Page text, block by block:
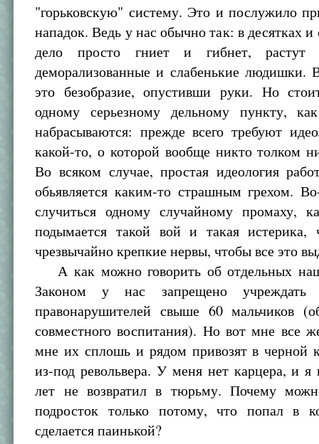
"горьковскую" систему. Это и послужило
нападок. Ведь у нас обычно так: в десятках и
дело просто гниет и гибнет, растут
деморализованные и слабенькие людишки.
это безобразие, опустивши руки. Но
одному серьезному дельному пункту,
набрасываются: прежде всего требуют
какой-то, о которой вообще никто толком
Во всяком случае, простая идеология
обьявляется каким-то страшным грехом.
случиться одному случайному промаху,
подымается такой вой и такая истерика,
чрезвычайно крепкие нервы, чтобы все это
А как можно говорить об отдельных
Законом у нас запрещено учреждать
правонарушителей свыше 60 мальчиков
совместного воспитания). Но вот мне все
мне их сплошь и рядом привозят в черной
из-под револьвера. У меня нет карцера, и я
лет не возвратил в тюрьму. Почему
подросток только потому, что попал в
сделается паинькой?